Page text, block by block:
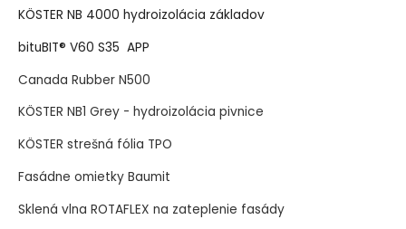
KÖSTER NB 4000 hydroizolácia základov
bituBIT® V60 S35 APP
Canada Rubber N500
KÖSTER NB1 Grey - hydroizolácia pivnice
KÖSTER strešná fólia TPO
Fasádne omietky Baumit
Sklená vlna ROTAFLEX na zateplenie fasády